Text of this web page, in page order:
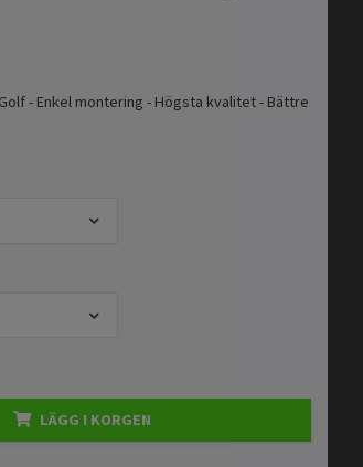
- Enkel montering - Högsta kvalitet - Bättre
LÄGG I KORGEN